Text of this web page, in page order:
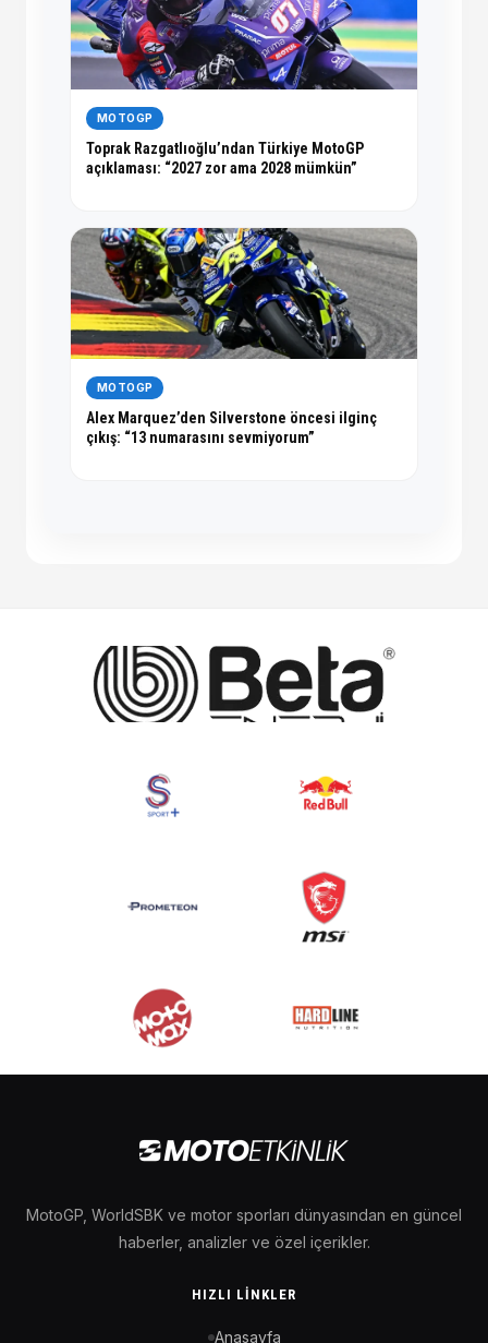
MOTOGP
Toprak Razgatlıoğlu’ndan Türkiye MotoGP
açıklaması: “2027 zor ama 2028 mümkün”
MOTOGP
Alex Marquez’den Silverstone öncesi ilginç
çıkış: “13 numarasını sevmiyorum”
MotoGP, WorldSBK ve motor sporları dünyasından en güncel
haberler, analizler ve özel içerikler.
HIZLI LINKLER
Anasayfa